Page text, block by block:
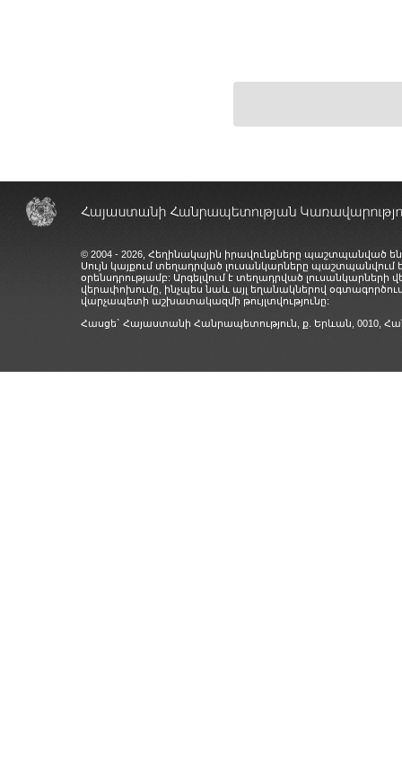
© 2004 - 2026, Հեղինակային իրավունքները պաշտպանված
Սույն կայքում տեղադրված լուսանկարները
օրենսդրությամբ: Արգելվում է տեղադրված
վերափոխումը, ինչպես նաև այլ եղանակներով
վարչապետի աշխատակազմի թույլտվությունը:
Հասցե` Հայաստանի Հանրապետություն, ք. Երևան, 0010,